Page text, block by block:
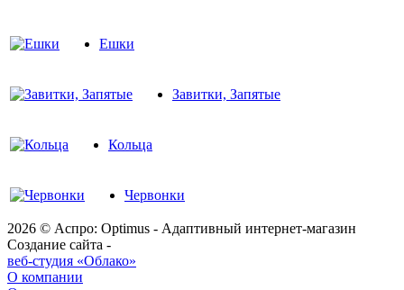
Ешки
Завитки, Запятые
Кольца
Червонки
2026 © Аспро: Optimus - Адаптивный интернет-магазин
Создание сайта -
веб-студия «Облако»
О компании